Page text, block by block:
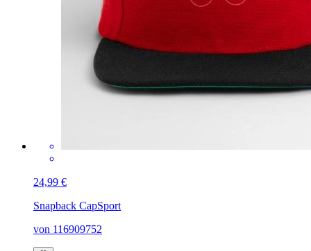
24,99 €
Snapback CapSport
von 116909752